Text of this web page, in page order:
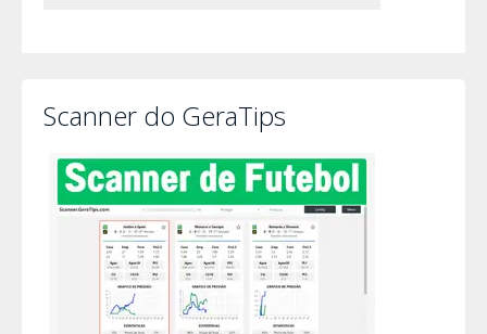
Scanner do GeraTips